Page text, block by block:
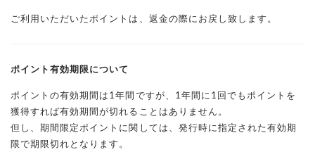
ご利用いただいたポイントは、返金の際にお戻し致します。
ポイント有効期限について
ポイントの有効期間は1年間ですが、1年間に1回でもポイントを
獲得すれば有効期間が切れることはありません。
但し、期間限定ポイントに関しては、発行時に指定された有効期
限で期限切れとなります。